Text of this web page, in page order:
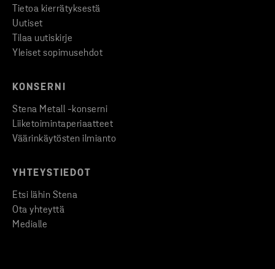
Tietoa kierrätyksestä
Uutiset
Tilaa uutiskirje
Yleiset sopimusehdot
KONSERNI
Stena Metall -konserni
Liiketoimintaperiaatteet
Väärinkäytösten ilmianto
YHTEYSTIEDOT
Etsi lähin Stena
Ota yhteyttä
Medialle